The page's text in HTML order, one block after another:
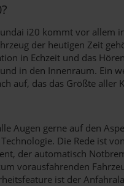
i20 kommt vor
der heutigen Zeit
in Echzeit und das
in den Innenraum. Ein
auf, das das Größte
Augen gerne auf den
Die Rede ist
der automatisch
vorausfahrenden
ist der